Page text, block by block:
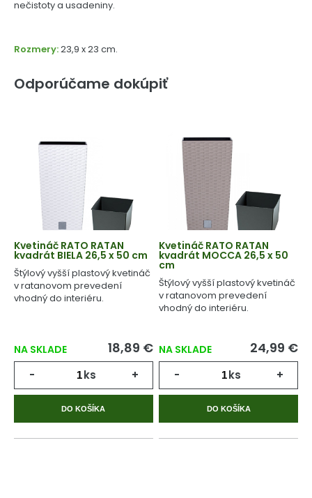
nečistoty a usadeniny.
Rozmery:23,9 x 23 cm.
Odporúčame dokúpiť
Kvetináč RATO RATAN
kvadrát BIELA 26,5 x 50 cm
Štýlový vyšší plastový kvetináč
v ratanovom prevedení
vhodný do interiéru.
NA SKLADE 18,89 €
- ks +
DO KOŠÍKA
Kvetináč RATO RATAN
kvadrát MOCCA 26,5 x 50
cm
Štýlový vyšší plastový kvetináč
v ratanovom prevedení
vhodný do interiéru.
NA SKLADE 24,99 €
- ks +
DO KOŠÍKA